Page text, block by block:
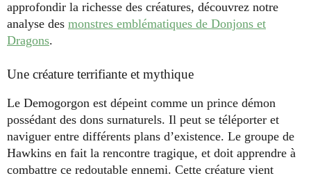
approfondir la richesse des créatures, découvrez notre
analyse des monstres emblématiques de Donjons et
Dragons.
Une créature terrifiante et mythique
Le Demogorgon est dépeint comme un prince démon
possédant des dons surnaturels. Il peut se téléporter et
naviguer entre différents plans d’existence. Le groupe de
Hawkins en fait la rencontre tragique, et doit apprendre à
combattre ce redoutable ennemi. Cette créature vient